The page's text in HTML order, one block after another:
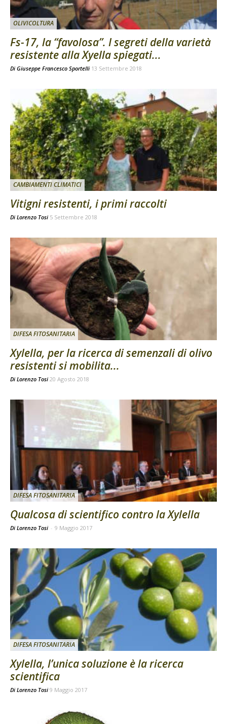
OLIVICOLTURA
Fs-17, la “favolosa”. I segreti della varietà
resistente alla Xyella spiegati...
Di Giuseppe Francesco Sportelli 13 Settembre 2018
CAMBIAMENTI CLIMATICI
Vitigni resistenti, i primi raccolti
Di Lorenzo Tosi 5 Settembre 2018
DIFESA FITOSANITARIA
Xylella, per la ricerca di semenzali di olivo
resistenti si mobilita...
Di Lorenzo Tosi 20 Agosto 2018
DIFESA FITOSANITARIA
Qualcosa di scientifico contro la Xylella
Di Lorenzo Tosi - 9 Maggio 2017
DIFESA FITOSANITARIA
Xylella, l’unica soluzione è la ricerca
scientifica
Di Lorenzo Tosi 9 Maggio 2017